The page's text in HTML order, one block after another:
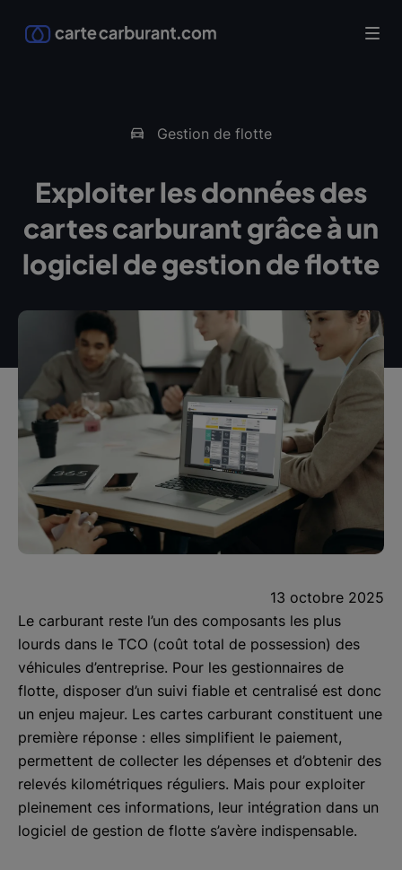
Gestion de flotte
Exploiter les données des
cartes carburant grâce à un
logiciel de gestion de flotte
13 octobre 2025
Le carburant reste l’un des composants les plus
lourds dans le TCO (coût total de possession) des
véhicules d’entreprise. Pour les gestionnaires de
flotte, disposer d’un suivi fiable et centralisé est donc
un enjeu majeur. Les cartes carburant constituent une
première réponse : elles simplifient le paiement,
permettent de collecter les dépenses et d’obtenir des
relevés kilométriques réguliers. Mais pour exploiter
pleinement ces informations, leur intégration dans un
logiciel de gestion de flotte s’avère indispensable.